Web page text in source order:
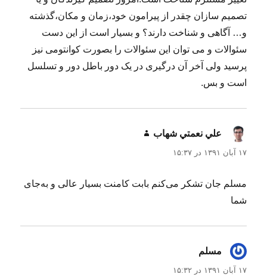
تصمیم سازان چقدر از پیرامون خود،زمان و مکان،گذشته
و… آگاهی و شناخت دارند؟ و بسیار است از این دست
سئوالات و می توان این سئوالات را بصورت کوانتومی نیز
پرسید ولی آخر آن درگیری در یک دور باطل دور و تسلسل
است و بس.
علي نعمتي شهاب
۱۷ آبان ۱۳۹۱ در ۱۵:۳۷
مسلم جان تشکر می‌کنم بابت کامنت بسیار عالی و به‌جای
شما
مسلم
۱۷ آبان ۱۳۹۱ در ۱۵:۳۲